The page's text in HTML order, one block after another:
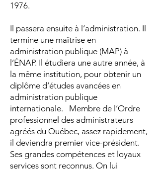
1976.
Il passera ensuite à l’administration. Il
termine une maîtrise en
administration publique (MAP) à
l’ÉNAP. Il étudiera une autre année, à
la même institution, pour obtenir un
diplôme d’études avancées en
administration publique
internationale. Membre de l’Ordre
professionnel des administrateurs
agréés du Québec, assez rapidement,
il deviendra premier vice-président.
Ses grandes compétences et loyaux
services sont reconnus. On lui